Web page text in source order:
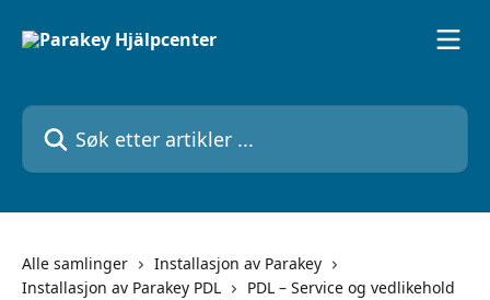
Søk etter artikler ...
Alle samlinger
Installasjon av Parakey
Installasjon av Parakey PDL
PDL – Service og vedlikehold